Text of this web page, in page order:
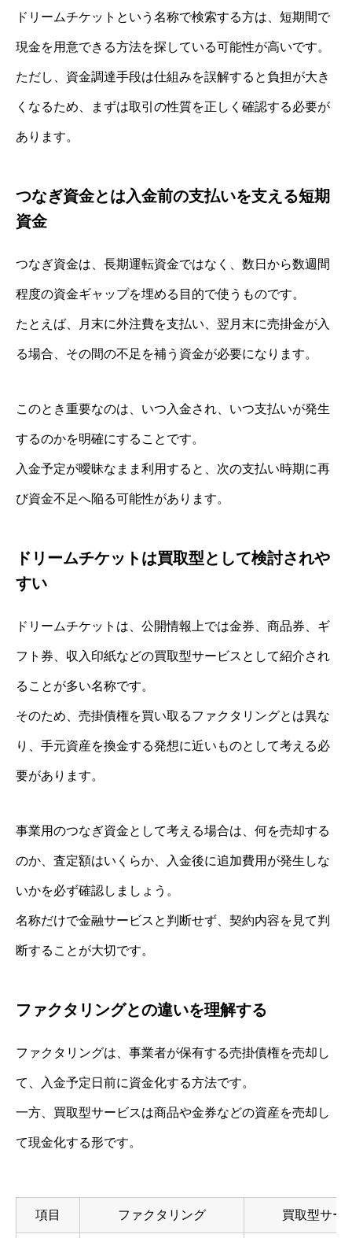
ドリームチケットという名称で検索する方は、短期間で
現金を用意できる方法を探している可能性が高いです。
ただし、資金調達手段は仕組みを誤解すると負担が大き
くなるため、まずは取引の性質を正しく確認する必要が
あります。
つなぎ資金とは入金前の支払いを支える短期
資金
つなぎ資金は、長期運転資金ではなく、数日から数週間
程度の資金ギャップを埋める目的で使うものです。
たとえば、月末に外注費を支払い、翌月末に売掛金が入
る場合、その間の不足を補う資金が必要になります。
このとき重要なのは、いつ入金され、いつ支払いが発生
するのかを明確にすることです。
入金予定が曖昧なまま利用すると、次の支払い時期に再
び資金不足へ陥る可能性があります。
ドリームチケットは買取型として検討されや
すい
ドリームチケットは、公開情報上では金券、商品券、ギ
フト券、収入印紙などの買取型サービスとして紹介され
ることが多い名称です。
そのため、売掛債権を買い取るファクタリングとは異な
り、手元資産を換金する発想に近いものとして考える必
要があります。
事業用のつなぎ資金として考える場合は、何を売却する
のか、査定額はいくらか、入金後に追加費用が発生しな
いかを必ず確認しましょう。
名称だけで金融サービスと判断せず、契約内容を見て判
断することが大切です。
ファクタリングとの違いを理解する
ファクタリングは、事業者が保有する売掛債権を売却し
て、入金予定日前に資金化する方法です。
一方、買取型サービスは商品や金券などの資産を売却し
て現金化する形です。
項目 ファクタリング 買取型サー